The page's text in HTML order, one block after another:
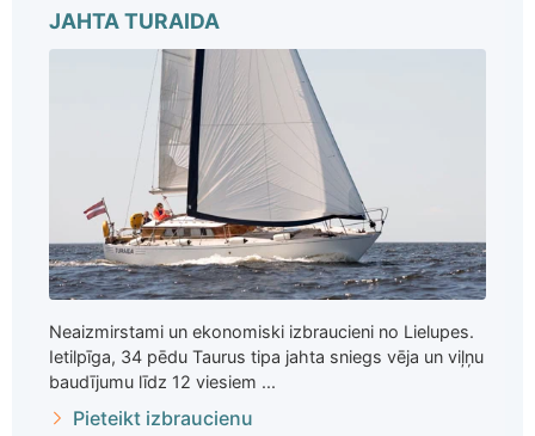
JAHTA TURAIDA
Neaizmirstami un ekonomiski izbraucieni no Lielupes.
Ietilpīga, 34 pēdu Taurus tipa jahta sniegs vēja un viļņu
baudījumu līdz 12 viesiem ...
Pieteikt izbraucienu